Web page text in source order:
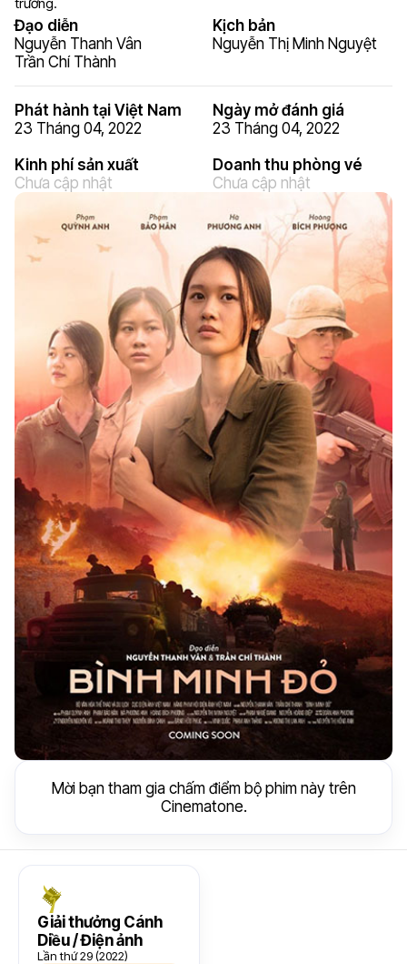
Đạo diễn
Nguyễn Thanh Vân
Trần Chí Thành
Kịch bản
Nguyễn Thị Minh Nguyệt
Phát hành tại Việt Nam
23 Tháng 04, 2022
Ngày mở đánh giá
23 Tháng 04, 2022
Kinh phí sản xuất
Chưa cập nhật
Doanh thu phòng vé
Chưa cập nhật
Mời bạn tham gia chấm điểm bộ phim này trên
Cinematone.
Giải thưởng Cánh
Diều / Điện ảnh
Lần thứ 29 (2022)